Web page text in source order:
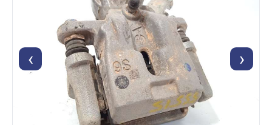
‹ ›